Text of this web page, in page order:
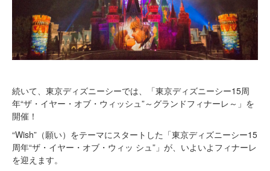
続いて、東京ディズニーシーでは、「東京ディズニーシー15周
年“ザ・イヤー・オブ・ウィッシュ”～グランドフィナーレ～」を
開催！
“Wish”（願い）をテーマにスタートした「東京ディズニーシー15
周年“ザ・イヤー・オブ・ウィッ シュ”」が、いよいよフィナーレ
を迎えます。